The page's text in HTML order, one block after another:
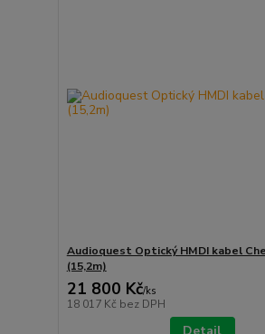
Audioquest Optický HMDI kabel
(15,2m)
21 800 Kč/ks
18 017 Kč bez DPH